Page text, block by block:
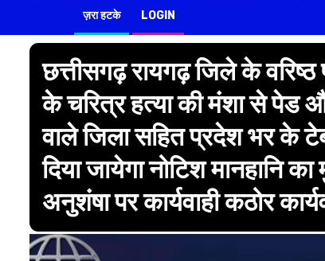
ज़रा हटके LOGIN
छत्तीसगढ़ रायगढ़ जिले के
के चरित्र हत्या की मंशा से पेड
वाले जिला सहित प्रदेश भर के
दिया जायेगा नोटिश मानहानि
अनुशंषा पर कार्यवाही कठोर